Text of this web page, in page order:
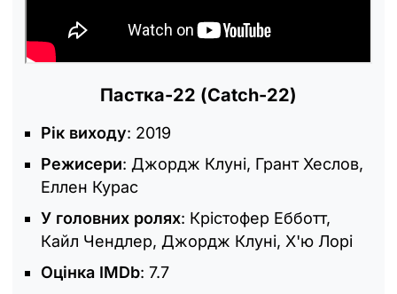
Пастка-22 (Catch-22)
Рік виходу: 2019
Режисери: Джордж Клуні, Грант Хеслов,
Еллен Курас
У головних ролях: Крістофер Ебботт,
Кайл Чендлер, Джордж Клуні, Х'ю Лорі
Оцінка IMDb: 7.7